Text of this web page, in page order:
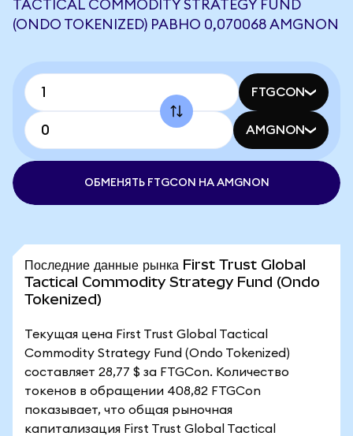
TACTICAL COMMODITY STRATEGY FUND
(ONDO TOKENIZED) РАВНО 0,070068 AMGNON
FTGCON
AMGNON
ОБМЕНЯТЬ FTGCON НА AMGNON
Последние данные рынка First Trust Global
Tactical Commodity Strategy Fund (Ondo
Tokenized)
Текущая цена First Trust Global Tactical
Commodity Strategy Fund (Ondo Tokenized)
составляет 28,77 $ за FTGCon. Количество
токенов в обращении 408,82 FTGCon
показывает, что общая рыночная
капитализация First Trust Global Tactical